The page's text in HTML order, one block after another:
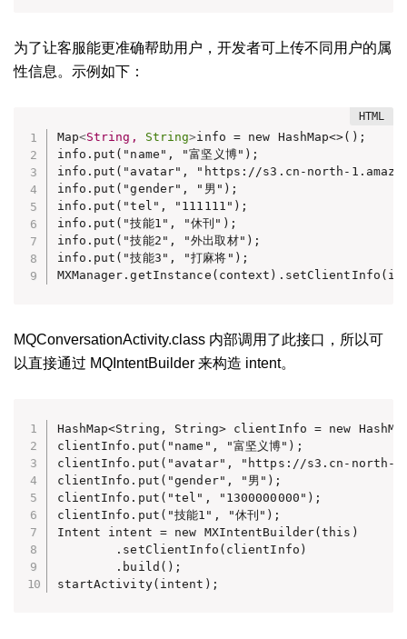
为了让客服能更准确帮助用户，开发者可上传不同用户的属
性信息。示例如下：
Map<String, String>info = new HashMap<>();
info.put("name", "富坚义博");
info.put("avatar", "https://s3.cn-north-
info.put("gender", "男");
info.put("tel", "111111");
info.put("技能1", "休刊");
info.put("技能2", "外出取材");
info.put("技能3", "打麻将");
MQConversationActivity.class 内部调用了此接口，所以可
以直接通过 MQIntentBuilder 来构造 intent。
HashMap<String, String> clientInfo = new
clientInfo.put("name", "富坚义博");
clientInfo.put("avatar", "https://s3.cn-north-
clientInfo.put("gender", "男");
clientInfo.put("tel", "1300000000");
clientInfo.put("技能1", "休刊");
Intent intent = new MXIntentBuilder(this)
        .setClientInfo(clientInfo)
        .build();
startActivity(intent);